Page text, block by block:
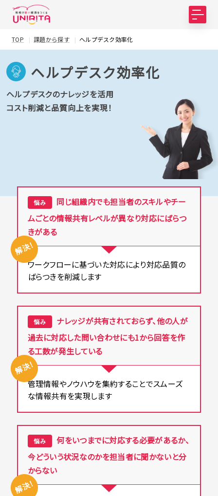
TOP 課題から探す ヘルプデスク効率化
ヘルプデスク効率化
ヘルプデスクのナレッジを活用
コスト削減と品質向上を実現！
悩み
同じ組織内でも担当者のスキルやチー
ムごとの情報共有レベルが異なり対応にばらつ
きがある
解決!
ワークフローに基づいた対応により対応品質の
ばらつきを削減します
悩み
ナレッジが共有されておらず、他の人が
過去に対応した問い合わせにも1から回答を作
る工数が発生している
解決!
管理情報やノウハウを集約することでスムーズ
な情報共有を実現します
悩み
何をいつまでに対応する必要があるか、
今どういう状況なのかを担当者に聞かないと分
からない
解決!